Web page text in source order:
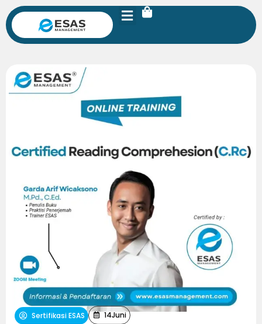
Sertifikasi ESAS 14Juni